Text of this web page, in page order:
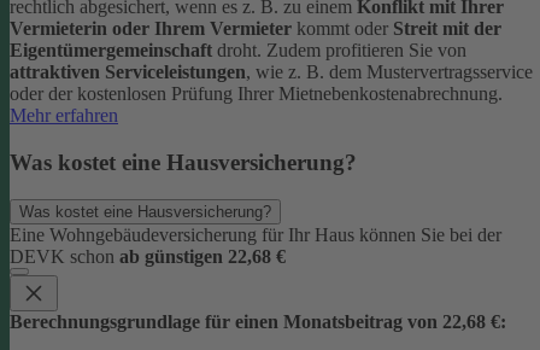
rechtlich abgesichert, wenn es z. B. zu einem Konflikt mit Ihrer
Vermieterin oder Ihrem Vermieter kommt oder Streit mit der
Eigentümergemeinschaft droht. Zudem profitieren Sie von
attraktiven Serviceleistungen, wie z. B. dem Mustervertragsservice
oder der kostenlosen Prüfung Ihrer Mietnebenkostenabrechnung.
Mehr erfahren
Was kostet eine Hausversicherung?
Was kostet eine Hausversicherung?
Eine Wohngebäudeversicherung für Ihr Haus können Sie bei der
DEVK schon ab günstigen 22,68 €
Berechnungsgrundlage für einen Monatsbeitrag von 22,68 €: